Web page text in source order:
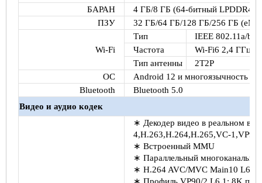
БАРАН
4 ГБ/8 ГБ (64-битный LPDDR4/
ПЗУ
32 ГБ/64 ГБ/128 ГБ/256 ГБ
Wi-Fi
Тип
IEEE 802.11a/b/
Частота
Wi-Fi6 2,4 ГГц/
Тип антенны
2Т2Р
ОС
Android 12 и многоязычность
Bluetooth
Bluetooth 5.0
Видео и аудио кодек
∗ Декодер видео в реальном
4,H.263,H.264,H.265,VC-
∗ Встроенный MMU
∗ Параллельный
∗ H.264 AVC/MVC Main10 L6.0: